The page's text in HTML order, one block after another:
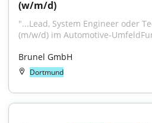
(w/m/d)
"...Lead, System Engineer oder
(m/w/d) im Automotive-
Brunel GmbH
Dortmund